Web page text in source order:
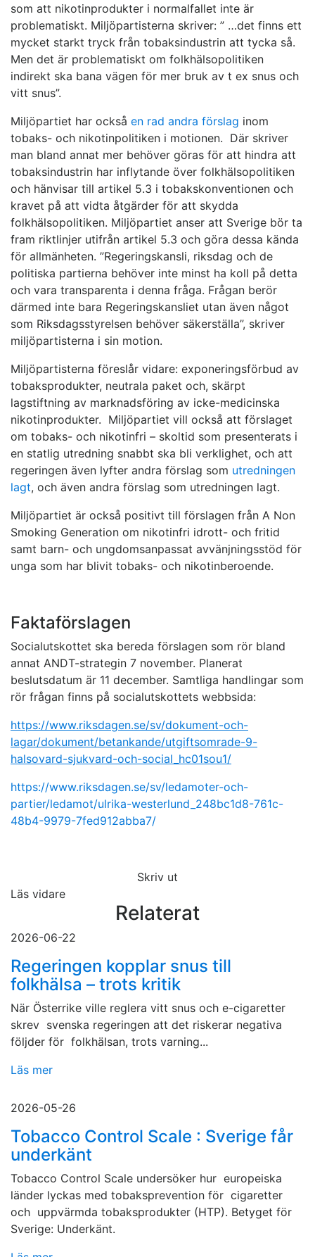
som att nikotinprodukter i normalfallet inte är
problematiskt. Miljöpartisterna skriver: ” …det finns ett
mycket starkt tryck från tobaksindustrin att tycka så.
Men det är problematiskt om folkhälsopolitiken
indirekt ska bana vägen för mer bruk av t ex snus och
vitt snus”.
Miljöpartiet har också en rad andra förslag inom
tobaks- och nikotinpolitiken i motionen. Där skriver
man bland annat mer behöver göras för att hindra att
tobaksindustrin har inflytande över folkhälsopolitiken
och hänvisar till artikel 5.3 i tobakskonventionen och
kravet på att vidta åtgärder för att skydda
folkhälsopolitiken. Miljöpartiet anser att Sverige bör ta
fram riktlinjer utifrån artikel 5.3 och göra dessa kända
för allmänheten. ”Regeringskansli, riksdag och de
politiska partierna behöver inte minst ha koll på detta
och vara transparenta i denna fråga. Frågan berör
därmed inte bara Regeringskansliet utan även något
som Riksdagsstyrelsen behöver säkerställa”, skriver
miljöpartisterna i sin motion.
Miljöpartisterna föreslår vidare: exponeringsförbud av
tobaksprodukter, neutrala paket och, skärpt
lagstiftning av marknadsföring av icke-medicinska
nikotinprodukter. Miljöpartiet vill också att förslaget
om tobaks- och nikotinfri – skoltid som presenterats i
en statlig utredning snabbt ska bli verklighet, och att
regeringen även lyfter andra förslag som utredningen
lagt, och även andra förslag som utredningen lagt.
Miljöpartiet är också positivt till förslagen från A Non
Smoking Generation om nikotinfri idrott- och fritid
samt barn- och ungdomsanpassat avvänjningsstöd för
unga som har blivit tobaks- och nikotinberoende.
Faktaförslagen
Socialutskottet ska bereda förslagen som rör bland
annat ANDT-strategin 7 november. Planerat
beslutsdatum är 11 december. Samtliga handlingar som
rör frågan finns på socialutskottets webbsida:
https://www.riksdagen.se/sv/dokument-och-
lagar/dokument/betankande/utgiftsomrade-9-
halsovard-sjukvard-och-social_hc01sou1/
https://www.riksdagen.se/sv/ledamoter-och-
partier/ledamot/ulrika-westerlund_248bc1d8-761c-
48b4-9979-7fed912abba7/
Skriv ut
Läs vidare
Relaterat
2026-06-22
Regeringen kopplar snus till
folkhälsa – trots kritik
När Österrike ville reglera vitt snus och e-cigaretter
skrev svenska regeringen att det riskerar negativa
följder för folkhälsan, trots varning...
Läs mer
2026-05-26
Tobacco Control Scale : Sverige får
underkänt
Tobacco Control Scale undersöker hur europeiska
länder lyckas med tobaksprevention för cigaretter
och uppvärmda tobaksprodukter (HTP). Betyget för
Sverige: Underkänt.